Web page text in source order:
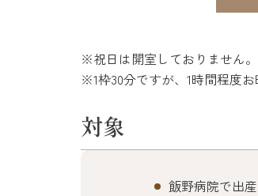
※祝日は開室しておりません。
※1枠30分ですが、1時間程度
対象
飯野病院で出